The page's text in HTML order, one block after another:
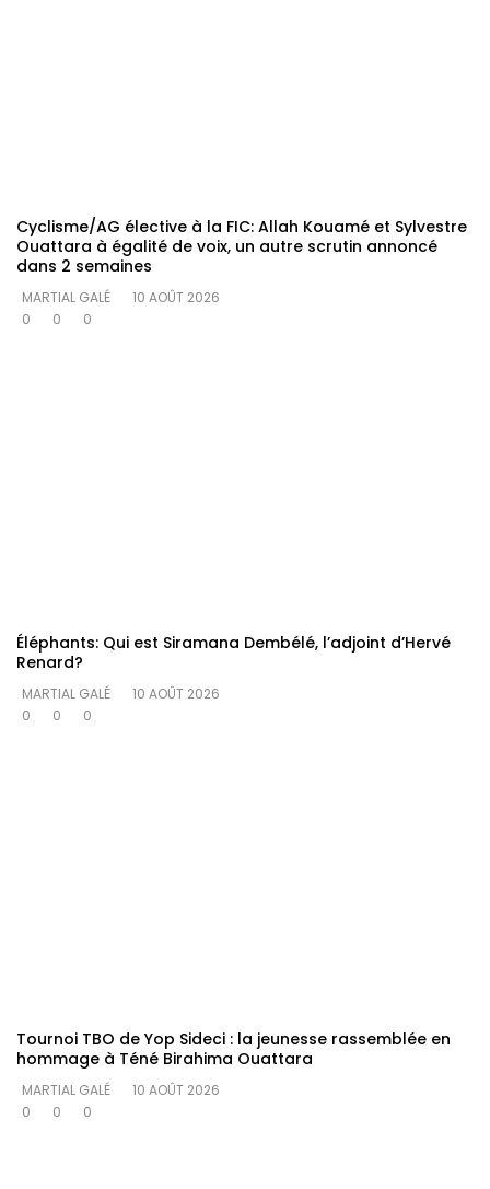
Cyclisme/AG élective à la FIC: Allah Kouamé et Sylvestre
Ouattara à égalité de voix, un autre scrutin annoncé
dans 2 semaines
MARTIAL GALÉ
10 AOÛT 2026
0
0 0
Éléphants: Qui est Siramana Dembélé, l’adjoint d’Hervé
Renard?
MARTIAL GALÉ
10 AOÛT 2026
0
0 0
Tournoi TBO de Yop Sideci : la jeunesse rassemblée en
hommage à Téné Birahima Ouattara
MARTIAL GALÉ
10 AOÛT 2026
0
0 0